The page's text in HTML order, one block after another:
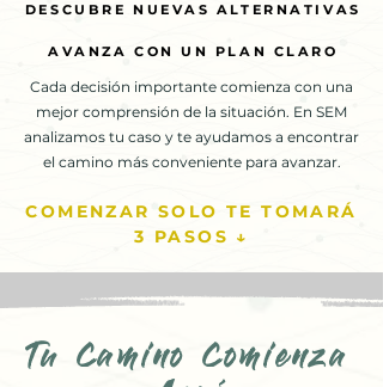
DESCUBRE NUEVAS ALTERNATIVAS
AVANZA CON UN PLAN CLARO
DESCUBRE NUEVAS ALTERNATIVAS
AVANZA CON UN PLAN CLARO
Cada decisión importante comienza con una
mejor comprensión de la situación. En SEM
analizamos tu caso y te ayudamos a encontrar
el camino más conveniente para avanzar.
COMENZAR SOLO TE TOMARÁ
3 PASOS ↓
Tu Camino Comienza